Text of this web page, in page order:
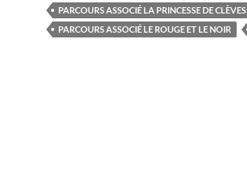
PARCOURS ASSOCIÉ LA PRINCESSE DE CLÈVES
PARCOURS ASSOCIÉ LE ROUGE ET LE NOIR